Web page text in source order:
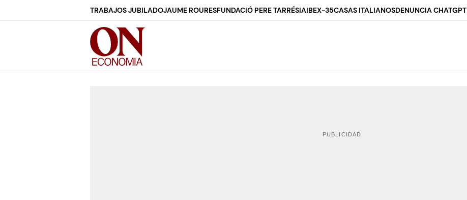
TRABAJOS JUBILADOJAUME ROURESFUNDACIÓ PERE TARRÉSIAIBEX-35CASAS ITALIANOSDENUNCIA CHATGPT